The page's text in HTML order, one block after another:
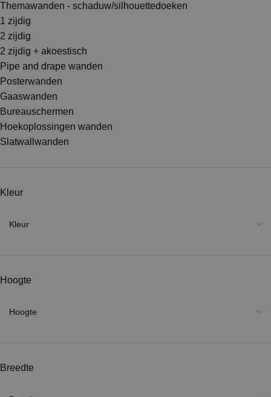
Themawanden - schaduw/silhouettedoeken
1 zijdig
2 zijdig
2 zijdig + akoestisch
Pipe and drape wanden
Posterwanden
Gaaswanden
Bureauschermen
Hoekoplossingen wanden
Slatwallwanden
Kleur
Hoogte
Breedte